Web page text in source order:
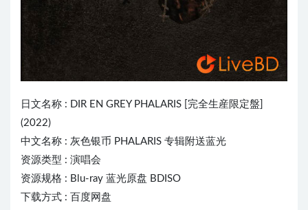
日文名称 : DIR EN GREYPHALARIS [完全生産限定盤]
(2022)
中文名称 : 灰色银币 PHALARIS 专辑附送蓝光
资源类型 : 演唱会
资源规格 : Blu-ray 蓝光原盘 BDISO
下载方式 : 百度网盘